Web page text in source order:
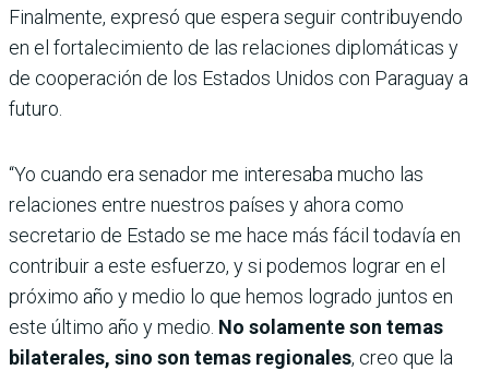
Finalmente, expresó que espera seguir contribuyendo
en el fortalecimiento de las relaciones diplomáticas y
de cooperación de los Estados Unidos con Paraguay a
futuro.
“Yo cuando era senador me interesaba mucho las
relaciones entre nuestros países y ahora como
secretario de Estado se me hace más fácil todavía en
contribuir a este esfuerzo, y si podemos lograr en el
próximo año y medio lo que hemos logrado juntos en
este último año y medio. No solamente son temas
bilaterales, sino son temas regionales, creo que la